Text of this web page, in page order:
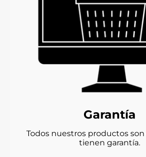
Garantía
Todos nuestros productos
tienen garantía.